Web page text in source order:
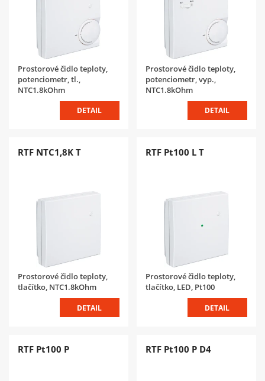
Prostorové čidlo teploty,
potenciometr, tl.,
NTC1.8kOhm
DETAIL
Prostorové čidlo teploty,
potenciometr, vyp.,
NTC1.8kOhm
DETAIL
RTF NTC1,8K T
Prostorové čidlo teploty,
tlačítko, NTC1.8kOhm
DETAIL
RTF Pt100 L T
Prostorové čidlo teploty,
tlačítko, LED, Pt100
DETAIL
RTF Pt100 P RTF Pt100 P D4